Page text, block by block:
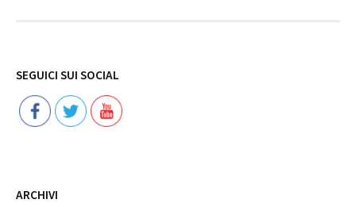
SEGUICI SUI SOCIAL
ARCHIVI